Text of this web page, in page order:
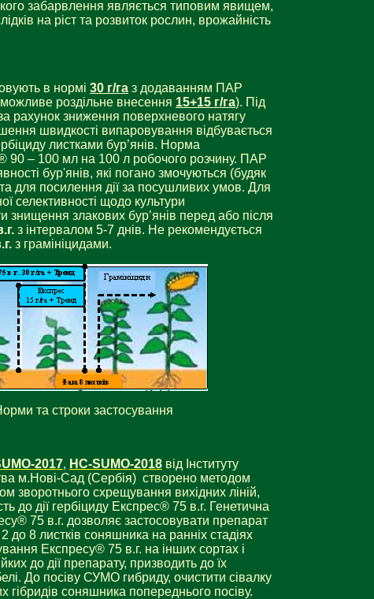
забарвлення являється типовим явищем,
на ріст та розвиток рослин, врожайність
в нормі 30 г/га з додаванням ПАР
роздільне внесення 15+15 г/га). Під
зниження поверхневого натягу
швидкості випаровування відбувається
листками бур’янів. Норма
90 – 100 мл на 100 л робочого розчину. ПАР
бур'янів, які погано змочуються (будяк
для посилення дії за посушливих умов. Для
селективності щодо культури
знищення злакових бур’янів перед або після
з інтервалом 5-7 днів. Не рекомендується
з грамініцидами.
та строки застосування
2017, НС-SUMO-2018 від Інституту
м.Нові-Сад (Сербія) створено методом
зворотнього схрещування вихідних ліній,
до дії гербіциду Експрес® 75 в.г. Генетична
75 в.г. дозволяє застосовувати препарат
до 8 листків соняшника на ранніх стадіях
Експресу® 75 в.г. на інших сортах і
до дії препарату, призводить до їх
До посіву СУМО гибриду, очистити сівалку
гібридів соняшника попереднього посіву.